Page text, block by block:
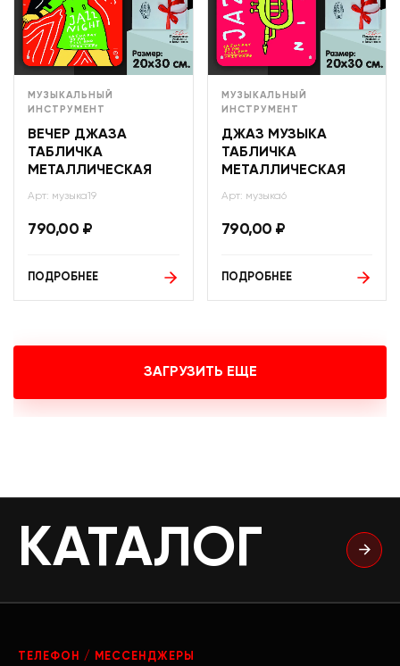
МУЗЫКАЛЬНЫЙ
ИНСТРУМЕНТ
ВЕЧЕР ДЖАЗА
ТАБЛИЧКА
МЕТАЛЛИЧЕСКАЯ
Арт: музыка19
790,00 ₽
ПОДРОБНЕЕ
МУЗЫКАЛЬНЫЙ
ИНСТРУМЕНТ
ДЖАЗ МУЗЫКА
ТАБЛИЧКА
МЕТАЛЛИЧЕСКАЯ
Арт: музыка6
790,00 ₽
ПОДРОБНЕЕ
ЗАГРУЗИТЬ ЕЩЕ
КАТАЛОГ
ТЕЛЕФОН / МЕССЕНДЖЕРЫ